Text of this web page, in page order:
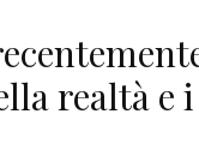
realtà e i